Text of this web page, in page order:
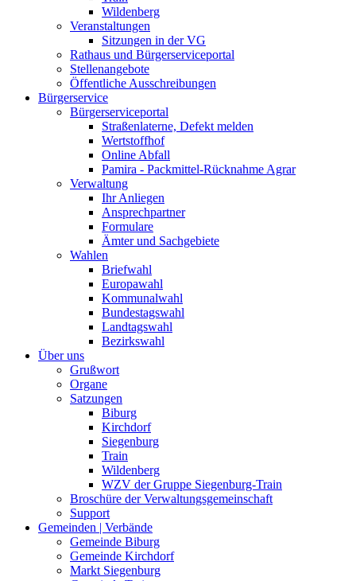
Wildenberg
Veranstaltungen
Sitzungen in der VG
Rathaus und Bürgerserviceportal
Stellenangebote
Öffentliche Ausschreibungen
Bürgerservice
Bürgerserviceportal
Straßenlaterne, Defekt melden
Wertstoffhof
Online Abfall
Pamira - Packmittel-Rücknahme Agrar
Verwaltung
Ihr Anliegen
Ansprechpartner
Formulare
Ämter und Sachgebiete
Wahlen
Briefwahl
Europawahl
Kommunalwahl
Bundestagswahl
Landtagswahl
Bezirkswahl
Über uns
Grußwort
Organe
Satzungen
Biburg
Kirchdorf
Siegenburg
Train
Wildenberg
WZV der Gruppe Siegenburg-Train
Broschüre der Verwaltungsgemeinschaft
Support
Gemeinden | Verbände
Gemeinde Biburg
Gemeinde Kirchdorf
Markt Siegenburg